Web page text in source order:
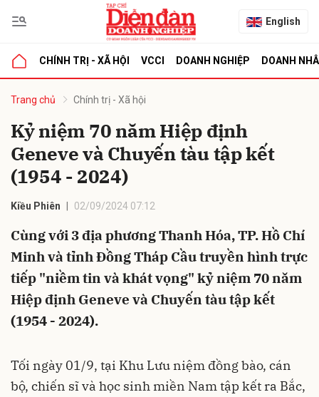
English
CHÍNH TRỊ - XÃ HỘI VCCI DOANH NGHIỆP DOANH
Trang chủ Chính trị - Xã hội
Kỷ niệm 70 năm Hiệp định
Geneve và Chuyến tàu tập kết
(1954 - 2024)
Kiều Phiên 02/09/2024 07:12
Cùng với 3 địa phương Thanh Hóa, TP. Hồ Chí
Minh và tỉnh Đồng Tháp Cầu truyền hình trực
tiếp "niềm tin và khát vọng" kỷ niệm 70 năm
Hiệp định Geneve và Chuyến tàu tập kết
(1954 - 2024).
Tối ngày 01/9, tại Khu Lưu niệm đồng bào, cán
bộ, chiến sĩ và học sinh miền Nam tập kết ra Bắc,
luận
Hủy